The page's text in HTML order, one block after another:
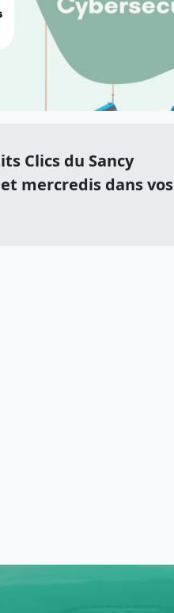
Clics du Sancy
et mercredis dans vos